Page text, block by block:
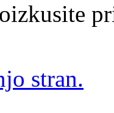
stran.